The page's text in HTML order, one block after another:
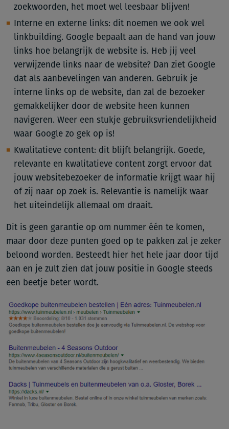
zoekwoorden, het moet wel leesbaar blijven!
Interne en externe links: dit noemen we ook wel
linkbuilding. Google bepaalt aan de hand van jouw
links hoe belangrijk de website is. Heb jij veel
verwijzende links naar de website? Dan ziet Google
dat als aanbevelingen van anderen. Gebruik je
interne links op de website, dan zal de bezoeker
gemakkelijker door de website heen kunnen
navigeren. Weer een stukje gebruiksvriendelijkheid
waar Google zo gek op is!
Kwalitatieve content: dit blijft belangrijk. Goede,
relevante en kwalitatieve content zorgt ervoor dat
jouw websitebezoeker de informatie krijgt waar hij
of zij naar op zoek is. Relevantie is namelijk waar
het uiteindelijk allemaal om draait.
Dit is geen garantie op om nummer één te komen,
maar door deze punten goed op te pakken zal je zeker
beloond worden. Besteedt hier het hele jaar door tijd
aan en je zult zien dat jouw positie in Google steeds
een beetje beter wordt.